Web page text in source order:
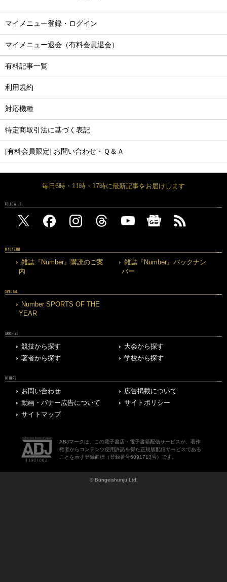
マイメニュー登録・ログイン
マイメニュー退会（有料会員退会）
有料記事一覧
利用規約
対応機種
特定商取引法に基づく表記
[有料会員限定] お問い合わせ・Ｑ＆Ａ
毎日6時・11時・17時に最新記事をお届けします
FOLLOW US
MAGAZINE
雑誌『Number』購読のご案
内
雑誌『Number』バックナン
バー
SPECIAL
Number SPORTS OF THE
YEAR
ARCHIVE
競技から探す
大会から探す
著者から探す
学校から探す
OTHERS
お問い合わせ
広告掲載について
動画・バナー広告について
サイトポリシー
サイトマップ
ABJマークは、この電子書店・電子書籍配信サービスが、著作
権者からコンテンツ使用許諾を得た正規版配信サービスである
ことを示す登録商標（登録番号6091713号）です。
© Bungeishunju Ltd.